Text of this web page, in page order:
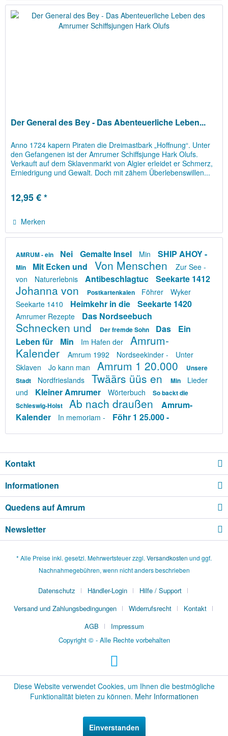
Der General des Bey - Das Abenteuerliche Leben...
Anno 1724 kapern Piraten die Dreimastbark „Hoffnung“. Unter
den Gefangenen ist der Amrumer Schiffsjunge Hark Olufs.
Verkauft auf dem Sklavenmarkt von Algier erleidet er Schmerz,
Erniedrigung und Gewalt. Doch mit zähem Überlebenswillen...
12,95 € *
Merken
AMRUM - ein Nei Gemalte Insel Min SHIP AHOY -
Min Mit Ecken und Von Menschen
Zur See -
von
Naturerlebnis Antibeschlagtuc Seekarte 1412
Johanna von Postkartenkalen Föhrer
Wyker
Seekarte 1410
Heimkehr in die Seekarte 1420
Amrumer Rezepte Das Nordseebuch
Schnecken und Der fremde Sohn Das
Ein
Leben für
Min Im Hafen der
Amrum-
Kalender
Amrum 1992 Nordseekinder -
Unter
Sklaven
Jo kann man Amrum 1 20.000
Unsere
Stadt
Nordfrieslands Twäärs üüs en Min
Lieder
und
Kleiner Amrumer Wörterbuch
So backt die
Schleswig-Holst
Ab nach draußen
Amrum-
Kalender
In memoriam - Föhr 1 25.000 -
Kontakt
Informationen
Quedens auf Amrum
Newsletter
* Alle Preise inkl. gesetzl. Mehrwertsteuer zzgl. Versandkosten und ggf.
Nachnahmegebühren, wenn nicht anders beschrieben
Datenschutz Händler-Login
Hilfe / Support
Versand und Zahlungsbedingungen
Widerrufsrecht
Kontakt
AGB
Impressum
Copyright © - Alle Rechte vorbehalten
Diese Website verwendet Cookies, um Ihnen die bestmögliche
Funktionalität bieten zu können. Mehr Informationen
Einverstanden